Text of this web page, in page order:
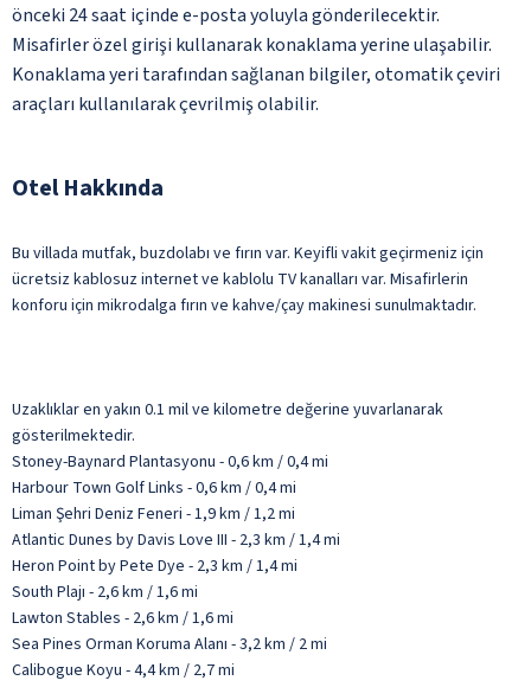
önceki 24 saat içinde e-posta yoluyla gönderilecektir.
Misafirler özel girişi kullanarak konaklama yerine ulaşabilir.
Konaklama yeri tarafından sağlanan bilgiler, otomatik çeviri
araçları kullanılarak çevrilmiş olabilir.
Otel Hakkında
Bu villada mutfak, buzdolabı ve fırın var. Keyifli vakit geçirmeniz için
ücretsiz kablosuz internet ve kablolu TV kanalları var. Misafirlerin
konforu için mikrodalga fırın ve kahve/çay makinesi sunulmaktadır.
Uzaklıklar en yakın 0.1 mil ve kilometre değerine yuvarlanarak
gösterilmektedir.
Stoney-Baynard Plantasyonu - 0,6 km / 0,4 mi
Harbour Town Golf Links - 0,6 km / 0,4 mi
Liman Şehri Deniz Feneri - 1,9 km / 1,2 mi
Atlantic Dunes by Davis Love III - 2,3 km / 1,4 mi
Heron Point by Pete Dye - 2,3 km / 1,4 mi
South Plajı - 2,6 km / 1,6 mi
Lawton Stables - 2,6 km / 1,6 mi
Sea Pines Orman Koruma Alanı - 3,2 km / 2 mi
Calibogue Koyu - 4,4 km / 2,7 mi